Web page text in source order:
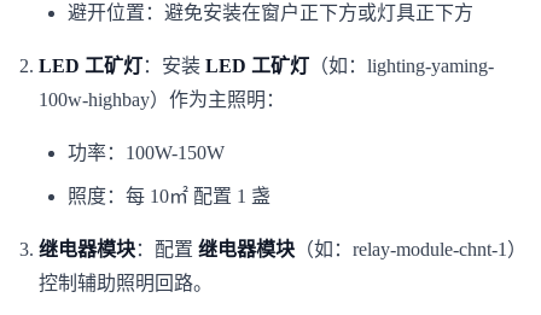
避开位置：避免安装在窗户正下方或灯具正下方
LED 工矿灯：安装 LED 工矿灯 （如：lighting-yaming-
100w-highbay）作为主照明：
功率：100W-150W
照度：每 10㎡ 配置 1 盏
继电器模块：配置 继电器模块 （如：relay-module-chnt-1）
控制辅助照明回路。